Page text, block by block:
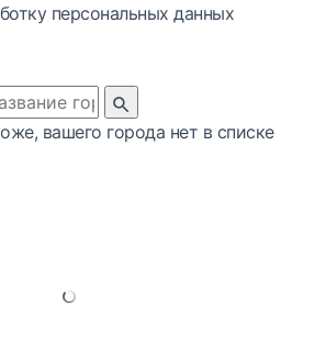
персональных данных
вашего города нет в списке